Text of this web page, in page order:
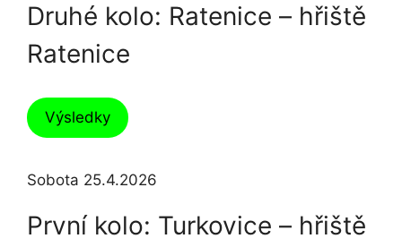
Druhé kolo: Ratenice – hřiště
Ratenice
Výsledky
Sobota 25.4.2026
První kolo: Turkovice – hřiště